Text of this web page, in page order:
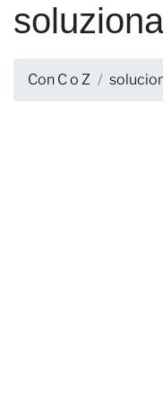
Con C o Z